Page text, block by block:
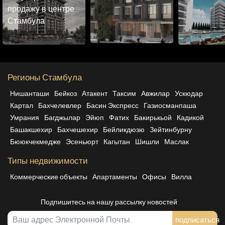
продажу в центре
Стамбула
Регионы Стамбула
Нишанташи Бейкоз Атакент Таксим Авжилар Ускюдар
Картал Бахчелевлер Басин Экспресс Газиосманпаша
Умрания Багджылар Эйюп Фатих Бакирькьой Кадикой
Башакшехир Бахчешехир Бейликдюзю Зейтинбурну
Бююкчекмедже Эсеньюрт Кагытан Шишли Маслак
Типы недвижимости
Коммерческие объекты Апартаменты Офисы Вилла
Подпишитесь на нашу рассылку новостей
подписаться